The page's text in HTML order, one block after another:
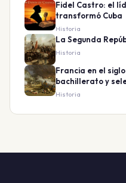
Fidel Castro: el
transformó Cuba
Historia
La Segunda
Historia
Francia en el
bachillerato y
monarquías y
Historia